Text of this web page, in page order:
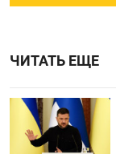
ЧИТАТЬ ЕЩЕ